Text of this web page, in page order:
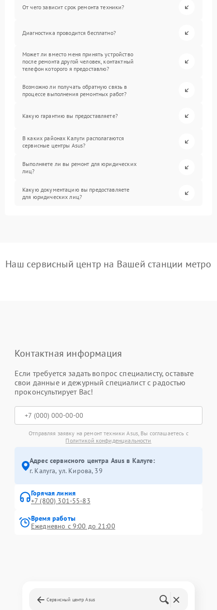
От чего зависит срок ремонта техники?
Диагностика проводится бесплатно?
Может ли вместо меня принять устройство
после ремонта другой человек, контактный
телефон которого я предоставлю?
Возможно ли получать обратную связь в
процессе выполнения ремонтных работ?
Какую гарантию вы предоставляете?
В каких районах Калуги располагаются
сервисные центры Asus?
Выполняете ли вы ремонт для юридических
лиц?
Какую документацию вы предоставляете
для юридических лиц?
Наш сервисный центр на Вашей станции метро
Контактная информация
Если требуется задать вопрос специалисту, оставьте
свои данные и дежурный специалист с радостью
проконсультирует Вас!
Отправляя заявку на ремонт техники Asus, Вы соглашаетесь с
Политикой конфиденциальности
Адрес сервисного центра Asus в Калуге:
г. Калуга, ул. Кирова, 39
Горячая линия
+7 (800) 301-55-83
Время работы
Ежедневно с 9:00 до 21:00
Сервисный центр Asus